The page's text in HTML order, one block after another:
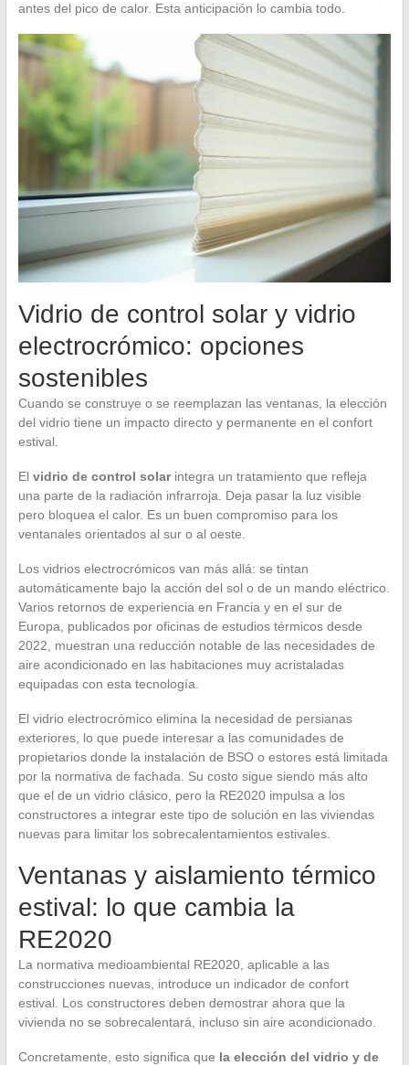
antes del pico de calor. Esta anticipación lo cambia todo.
Vidrio de control solar y vidrio
electrocrómico: opciones
sostenibles
Cuando se construye o se reemplazan las ventanas, la elección
del vidrio tiene un impacto directo y permanente en el confort
estival.
El vidrio de control solarintegra un tratamiento que refleja
una parte de la radiación infrarroja. Deja pasar la luz visible
pero bloquea el calor. Es un buen compromiso para los
ventanales orientados al sur o al oeste.
Los vidrios electrocrómicos van más allá: se tintan
automáticamente bajo la acción del sol o de un mando eléctrico.
Varios retornos de experiencia en Francia y en el sur de
Europa, publicados por oficinas de estudios térmicos desde
2022, muestran una reducción notable de las necesidades de
aire acondicionado en las habitaciones muy acristaladas
equipadas con esta tecnología.
El vidrio electrocrómico elimina la necesidad de persianas
exteriores, lo que puede interesar a las comunidades de
propietarios donde la instalación de BSO o estores está limitada
por la normativa de fachada. Su costo sigue siendo más alto
que el de un vidrio clásico, pero la RE2020 impulsa a los
constructores a integrar este tipo de solución en las viviendas
nuevas para limitar los sobrecalentamientos estivales.
Ventanas y aislamiento térmico
estival: lo que cambia la
RE2020
La normativa medioambiental RE2020, aplicable a las
construcciones nuevas, introduce un indicador de confort
estival. Los constructores deben demostrar ahora que la
vivienda no se sobrecalentará, incluso sin aire acondicionado.
Concretamente, esto significa que la elección del vidrio y de